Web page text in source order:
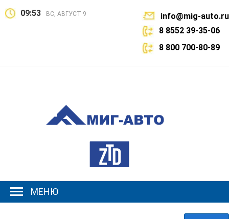
09:53 ВС, АВГУСТ 9
info@mig-auto.ru
8 8552 39-35-06
8 800 700-80-89
МЕНЮ